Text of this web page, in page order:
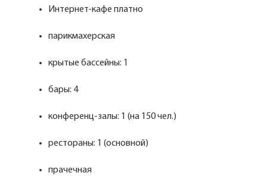
Интернет-кафе платно
парикмахерская
крытые бассейны: 1
бары: 4
конференц-залы: 1 (на 150 чел.)
рестораны: 1 (основной)
прачечная